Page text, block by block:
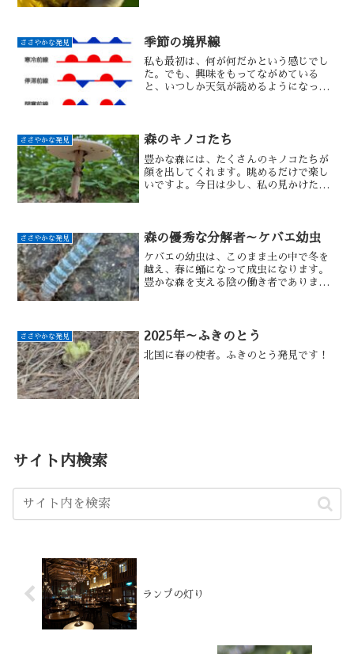
ささやかな発見 季節の境界線
私も最初は、何が何だかという感じでし
た。でも、興味をもってながめている
と、いつしか天気が読めるようになって
ささやかな発見 森のキノコたち
豊かな森には、たくさんのキノコたちが
顔を出してくれます。眺めるだけで楽し
いですよ。今日は少し、私の見かけたキ
ささやかな発見 森の優秀な分解者～ケバエ幼虫
ケバエの幼虫は、このまま土の中で冬を
越え、春に蛹になって成虫になります。
豊かな森を支える陰の働き者でありま
ささやかな発見 2025年～ふきのとう
北国に春の使者。ふきのとう発見です！
サイト内検索
ランプの灯り